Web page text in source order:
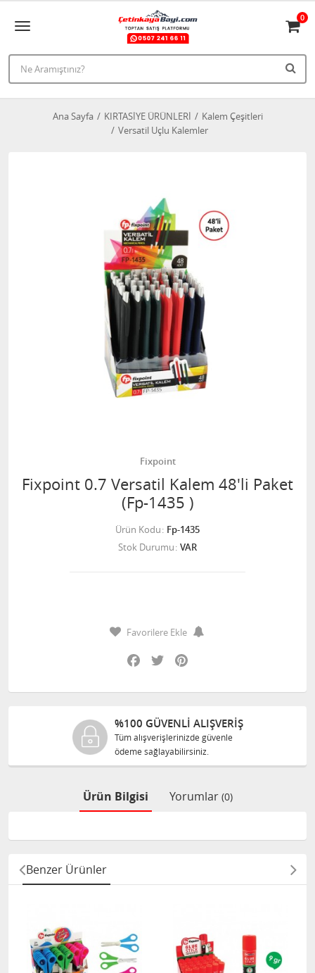
0
Ana Sayfa KIRTASİYE ÜRÜNLERİ
Kalem Çeşitleri
Versatil Uçlu Kalemler
Fixpoint
Fixpoint 0.7 Versatil Kalem 48'li Paket
(Fp-1435 )
Ürün Kodu Fp-1435
Stok Durumu VAR
Favorilere Ekle
Facebook
Twitter
%100 GÜVENLİ ALIŞVERİŞ
Tüm alışverişlerinizde güvenle
ödeme sağlayabilirsiniz.
Ürün Bilgisi Yorumlar (0)
Benzer Ürünler